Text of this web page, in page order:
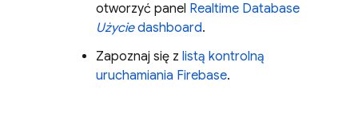
otworzyć panel Realtime Database
Użyciedashboard.
Zapoznaj się z listą kontrolną
uruchamiania Firebase.